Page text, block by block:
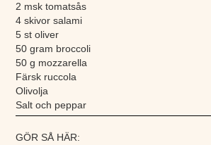
2 msk tomatsås
4 skivor salami
5 st oliver
50 gram broccoli
50 g mozzarella
Färsk ruccola
Olivolja
Salt och peppar
GÖR SÅ HÄR: